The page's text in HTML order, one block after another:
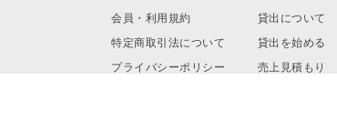
会員・利用規約
特定商取引法について
プライバシーポリシー
貸出について
貸出を始める
売上見積もり